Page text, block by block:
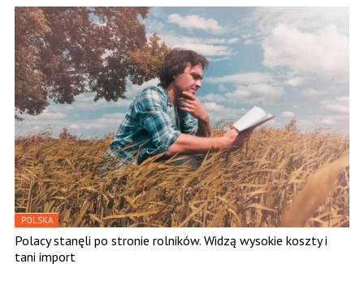
POLSKA
Polacy stanęli po stronie rolników. Widzą wysokie koszty i
tani import